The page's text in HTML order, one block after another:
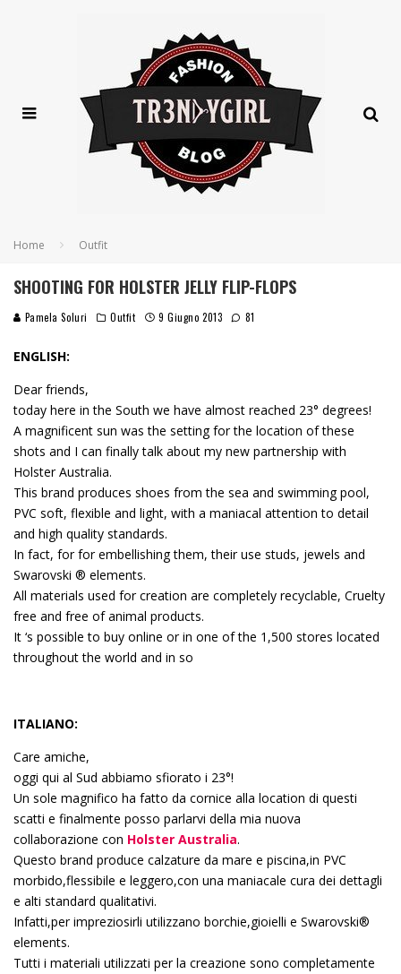
Home Outfit
SHOOTING FOR HOLSTER JELLY FLIP-FLOPS
Pamela Soluri Outfit 9 Giugno 2013 81
ENGLISH:
Dear friends,
today here in the South we have almost reached 23° degrees!
A magnificent sun was the setting for the location of these
shots and I can finally talk about my new partnership with
Holster Australia.
This brand produces shoes from the sea and swimming pool,
PVC soft, flexible and light, with a maniacal attention to detail
and high quality standards.
In fact, for for embellishing them, their use studs, jewels and
Swarovski ® elements.
All materials used for creation are completely recyclable, Cruelty
free and free of animal products.
It ‘s possible to buy online or in one of the 1,500 stores located
throughout the world and in so
ITALIANO:
Care amiche,
oggi qui al Sud abbiamo sfiorato i 23°!
Un sole magnifico ha fatto da cornice alla location di questi
scatti e finalmente posso parlarvi della mia nuova
collaborazione con Holster Australia.
Questo brand produce calzature da mare e piscina,in PVC
morbido,flessibile e leggero,con una maniacale cura dei dettagli
e alti standard qualitativi.
Infatti,per impreziosirli utilizzano borchie,gioielli e Swarovski®
elements.
Tutti i materiali utilizzati per la creazione sono completamente